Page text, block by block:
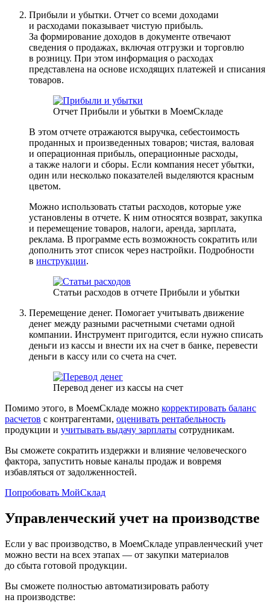
Прибыли и убытки. Отчет со всеми доходами
и расходами показывает чистую прибыль.
За формирование доходов в документе отвечают
сведения о продажах, включая отгрузки и торговлю
в розницу. При этом информация о расходах
представлена на основе исходящих платежей и списания
товаров.
Отчет Прибыли и убытки в МоемСкладе
В этом отчете отражаются выручка, себестоимость
проданных и произведенных товаров; чистая, валовая
и операционная прибыль, операционные расходы,
а также налоги и сборы. Если компания несет убытки,
один или несколько показателей выделяются красным
цветом.
Можно использовать статьи расходов, которые уже
установлены в отчете. К ним относятся возврат, закупка
и перемещение товаров, налоги, аренда, зарплата,
реклама. В программе есть возможность сократить или
дополнить этот список через настройки. Подробности
в инструкции.
Статьи расходов в отчете Прибыли и убытки
Перемещение денег. Помогает учитывать движение
денег между разными расчетными счетами одной
компании. Инструмент пригодится, если нужно списать
деньги из кассы и внести их на счет в банке, перевести
деньги в кассу или со счета на счет.
Перевод денег из кассы на счет
Помимо этого, в МоемСкладе можно корректировать баланс
расчетов с контрагентами, оценивать рентабельность
продукции и учитывать выдачу зарплаты сотрудникам.
Вы сможете сократить издержки и влияние человеческого
фактора, запустить новые каналы продаж и вовремя
избавляться от задолженностей.
Попробовать МойСклад
Управленческий учет на производстве
Если у вас производство, в МоемСкладе управленческий учет
можно вести на всех этапах — от закупки материалов
до сбыта готовой продукции.
Вы сможете полностью автоматизировать работу
на производстве: